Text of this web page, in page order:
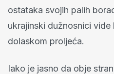
ostataka svojih palih
ukrajinski dužnosnici
dolaskom proljeća.
Iako je jasno da obje